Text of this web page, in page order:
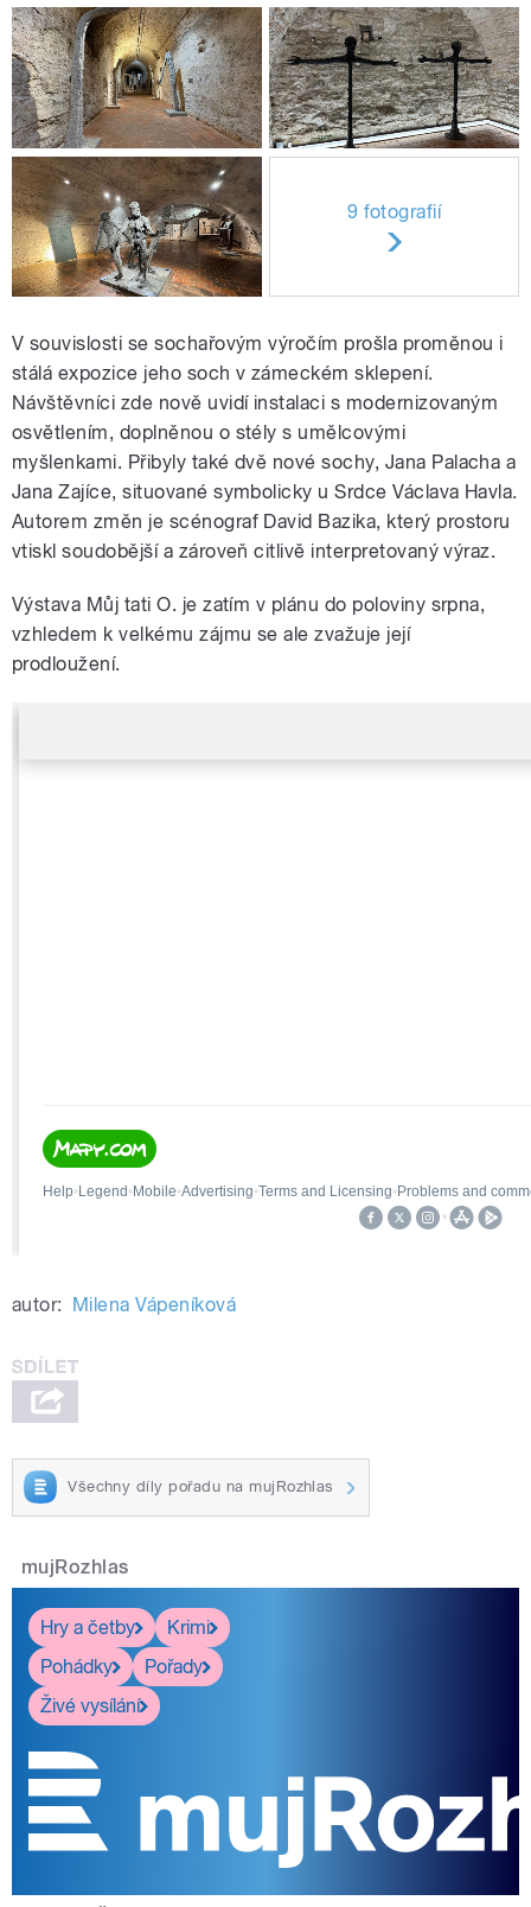
9 fotografií
V souvislosti se sochařovým výročím prošla proměnou i
stálá expozice jeho soch v zámeckém sklepení.
Návštěvníci zde nově uvidí instalaci s modernizovaným
osvětlením, doplněnou o stély s umělcovými
myšlenkami. Přibyly také dvě nové sochy, Jana Palacha a
Jana Zajíce, situované symbolicky u Srdce Václava Havla.
Autorem změn je scénograf David Bazika, který prostoru
vtiskl soudobější a zároveň citlivě interpretovaný výraz.
Výstava Můj tati O. je zatím v plánu do poloviny srpna,
vzhledem k velkému zájmu se ale zvažuje její
prodloužení.
autor: Milena Vápeníková
Všechny díly pořadu na mujRozhlas
mujRozhlas
Hry a četby
Krimi
Pohádky
Pořady
Živé vysílání